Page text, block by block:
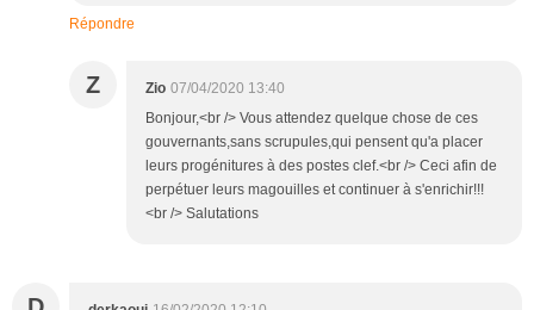
Répondre
Z Zio 07/04/2020 13:40
Bonjour,<br /> Vous attendez quelque chose de ces
gouvernants,sans scrupules,qui pensent qu'a placer
leurs progénitures à des postes clef.<br /> Ceci afin de
perpétuer leurs magouilles et continuer à s'enrichir!!!
<br /> Salutations